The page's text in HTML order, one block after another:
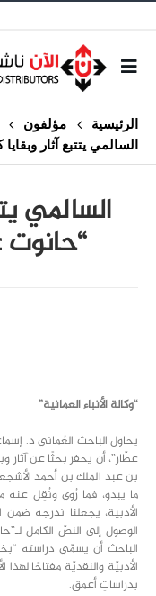
الرئيسية مؤلفون
السالمي يتتبع آثار
السالمي
“وكالة الأنباء العمانية”
يحاول الباحث العُماني د.
عطّار”، أن يحفر بحثًا عن آثار
بن عبد الملك بن أحمد
ما يبدو، فما رُوي ونُقِل عنه
الأدبية، يجعلنا ندرجه ضمن
الوصول إلى النصّ الكامل
الباحث أن يسمّي دراسته
الأدبيّة والنقديّة مفتاحًا لهذا
بدراساتٍ أعمق.